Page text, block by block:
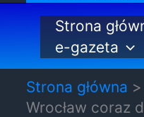
Strona
e-gazeta
Strona główna
Wrocław coraz